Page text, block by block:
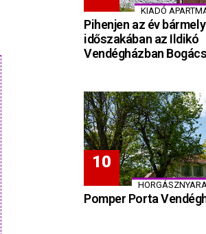
KIADÓ
Pihenjen az év
időszakában az Ildikó
Vendégházban
Pomper Porta